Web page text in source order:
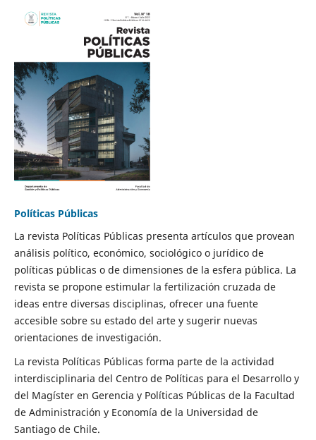
Políticas Públicas
La revista Políticas Públicas presenta artículos que provean
análisis político, económico, sociológico o jurídico de
políticas públicas o de dimensiones de la esfera pública. La
revista se propone estimular la fertilización cruzada de
ideas entre diversas disciplinas, ofrecer una fuente
accesible sobre su estado del arte y sugerir nuevas
orientaciones de investigación.
La revista Políticas Públicas forma parte de la actividad
interdisciplinaria del Centro de Políticas para el Desarrollo y
del Magíster en Gerencia y Políticas Públicas de la Facultad
de Administración y Economía de la Universidad de
Santiago de Chile.